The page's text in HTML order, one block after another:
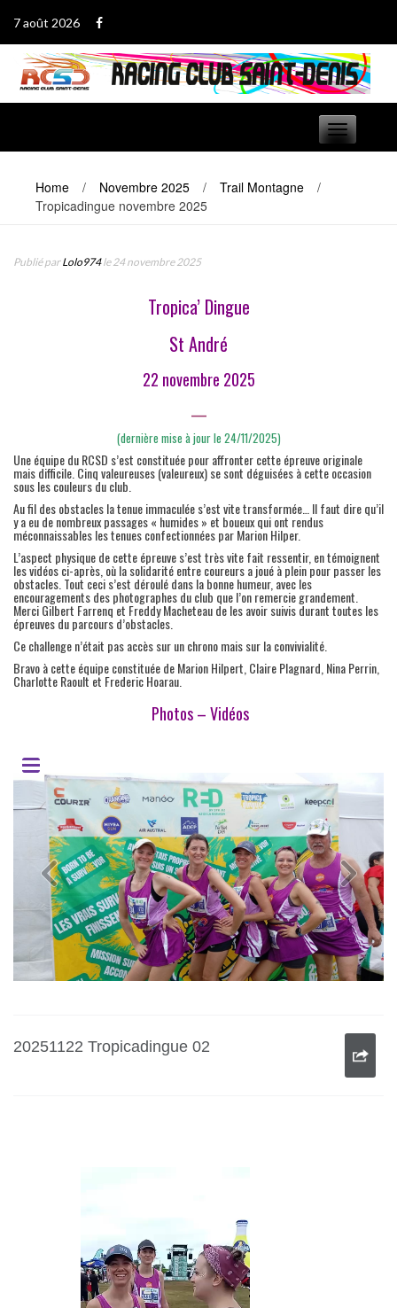
contenu
7 août 2026
Basculer
navigation
Home / Novembre 2025 / Trail Montagne
/
Tropicadingue novembre 2025
Publié parLolo974le 24 novembre 2025
Tropica’ Dingue
St André
22 novembre 2025
—
(dernière mise à jour le 24/11/2025)
Une équipe du RCSD s’est constituée pour affronter cette épreuve originale
mais difficile. Cinq valeureuses (valeureux) se sont déguisées à cette occasion
sous les couleurs du club.
Au fil des obstacles la tenue immaculée s’est vite transformée… Il faut dire qu’il
y a eu de nombreux passages « humides » et boueux qui ont rendus
méconnaissables les tenues confectionnées par Marion Hilper.
L’aspect physique de cette épreuve s’est très vite fait ressentir, en témoignent
les vidéos ci-après, où la solidarité entre coureurs a joué à plein pour passer les
obstacles. Tout ceci s’est déroulé dans la bonne humeur, avec les
encouragements des photographes du club que l’on remercie grandement.
Merci Gilbert Farrenq et Freddy Macheteau de les avoir suivis durant toutes les
épreuves du parcours d’obstacles.
Ce challenge n’était pas accès sur un chrono mais sur la convivialité.
Bravo à cette équipe constituée de Marion Hilpert, Claire Plagnard, Nina Perrin,
Charlotte Raoult et Frederic Hoarau.
Photos – Vidéos
20251122 Tropicadingue
20251122 Tropicadingue 03